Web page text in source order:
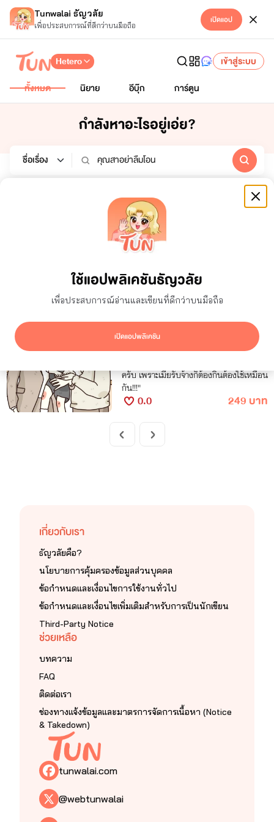
Tunwalai ธัญวลัย
เพื่อประสบการณ์ที่ดีกว่าบนมือถือ เปิดแอป
ใช้แอปพลิเคชันธัญวลัย
เพื่อประสบการณ์อ่านและเขียนที่ดีกว่าบนมือถือ
เปิดแอปพลิเคชัน
Hetero
เข้าสู่ระบบ
ทั้งหมด
นิยาย อีบุ๊ก การ์ตูน
กำลังหาอะไรอยู่เอ่ย?
อีบุ๊ก
ยอดขาย
รายการ
ซ่อนผลงานที่ใช้ปก AI แสดงเฉพาะโปรโมชัน
คุณสาอย่าลืมโอน
Saieiw23
Boy Love
ครับ เพราะเมียรับจ้างก็ต้องกินต้องใช้เหมือน
กัน!!!"
0.0 249 บาท
เกี่ยวกับเรา
ธัญวลัยคือ?
นโยบายการคุ้มครองข้อมูลส่วนบุคคล
ข้อกำหนดและเงื่อนไขการใช้งานทั่วไป
ข้อกำหนดและเงื่อนไขเพิ่มเติมสำหรับการเป็นนักเขียน
Third-Party Notice
ช่วยเหลือ
บทความ
FAQ
ติดต่อเรา
ช่องทางแจ้งข้อมูลและมาตรการจัดการเนื้อหา (Notice
& Takedown)
tunwalai.com
@webtunwalai